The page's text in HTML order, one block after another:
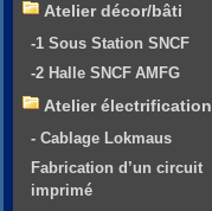
Atelier décor/bâti
-1 Sous Station SNCF
-2 Halle SNCF AMFG
Atelier électrification
- Cablage Lokmaus
Fabrication d’un circuit
imprimé